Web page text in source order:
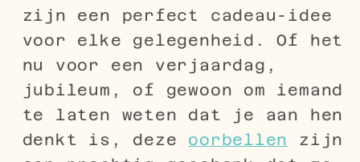
zijn een perfect cadeau-idee
voor elke gelegenheid. Of het
nu voor een verjaardag,
jubileum, of gewoon om iemand
te laten weten dat je aan hen
denkt is, deze oorbellen
zijn